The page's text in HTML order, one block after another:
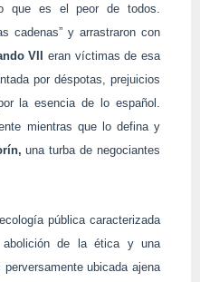
que es el peor de todos.
cadenas” y arrastraron con
VII eran víctimas de esa
por déspotas, prejuicios
la esencia de lo español.
mientras que lo defina y
una turba de negociantes
pública caracterizada
de la ética y una
ubicada ajena